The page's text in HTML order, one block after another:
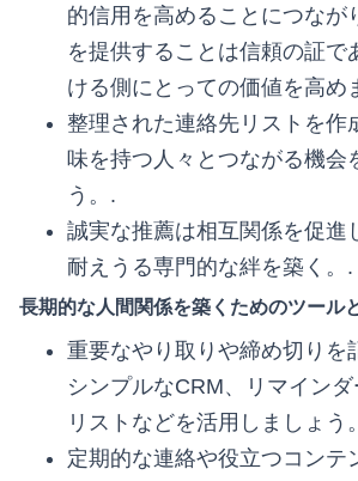
的信用を高めることにつなが
を提供することは信頼の証で
ける側にとっての価値を高め
整理された連絡先リストを作
味を持つ人々とつながる機会
う。.
誠実な推薦は相互関係を促進
耐えうる専門的な絆を築く。.
長期的な人間関係を築くためのツール
重要なやり取りや締め切りを
シンプルなCRM、リマインダ
リストなどを活用しましょう
定期的な連絡や役立つコンテ